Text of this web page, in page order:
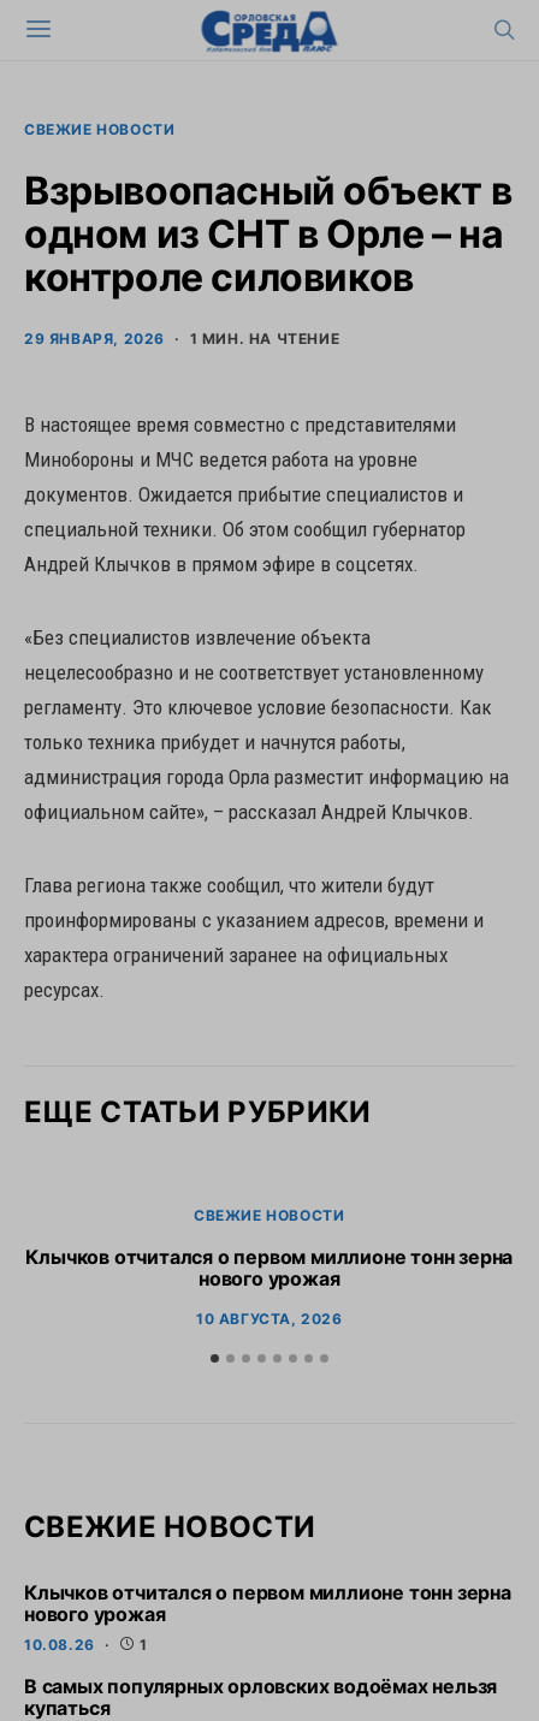
СВЕЖИЕ НОВОСТИ
Взрывоопасный объект в
одном из СНТ в Орле – на
контроле силовиков
29 ЯНВАРЯ, 2026 1 МИН. НА ЧТЕНИЕ
В настоящее время совместно с представителями
Минобороны и МЧС ведется работа на уровне
документов. Ожидается прибытие специалистов и
специальной техники. Об этом сообщил губернатор
Андрей Клычков в прямом эфире в соцсетях.
«Без специалистов извлечение объекта
нецелесообразно и не соответствует установленному
регламенту. Это ключевое условие безопасности. Как
только техника прибудет и начнутся работы,
администрация города Орла разместит информацию на
официальном сайте», – рассказал Андрей Клычков.
Глава региона также сообщил, что жители будут
проинформированы с указанием адресов, времени и
характера ограничений заранее на официальных
ресурсах.
ЕЩЕ СТАТЬИ РУБРИКИ
СВЕЖИЕ НОВОСТИ
Клычков отчитался о первом миллионе тонн зерна
нового урожая
10 АВГУСТА, 2026
СВЕЖИЕ НОВОСТИ
Клычков отчитался о первом миллионе тонн зерна
нового урожая
10.08.26 1
В самых популярных орловских водоёмах нельзя
купаться